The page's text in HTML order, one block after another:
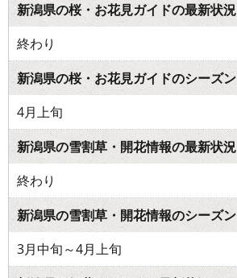
新潟県の桜・お花見ガイドの最新状況
終わり
新潟県の桜・お花見ガイドのシーズン
4月上旬
新潟県の雪割草・開花情報の最新状況
終わり
新潟県の雪割草・開花情報のシーズン
3月中旬～4月上旬